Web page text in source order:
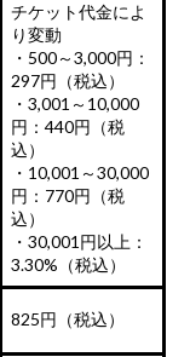
チケット代金によ
り変動
・500～3,000円：
297円（税込）
・3,001～10,000
円：440円（税
込）
・10,001～30,000
円：770円（税
込）
・30,001円以上：
3.30%（税込）
825円（税込）